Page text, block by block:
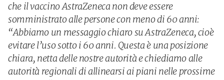
che il vaccino AstraZeneca non deve essere
somministrato alle persone con meno di 60 anni:
“Abbiamo un messaggio chiaro su AstraZeneca, cioè
evitare l’uso sotto i 60 anni. Questa è una posizione
chiara, netta delle nostre autorità e chiediamo alle
autorità regionali di allinearsi ai piani nelle prossime